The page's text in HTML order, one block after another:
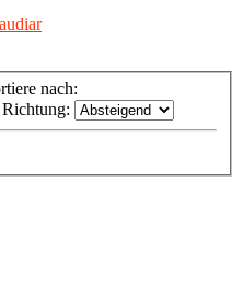
nach:
Richtung: